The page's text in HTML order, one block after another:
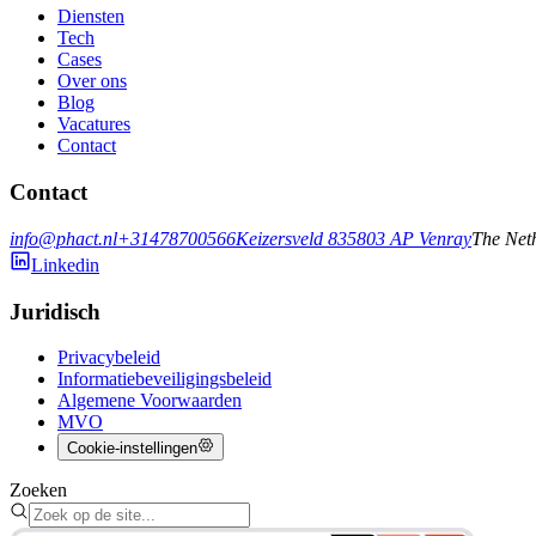
Diensten
Tech
Cases
Over ons
Blog
Vacatures
Contact
Contact
info@phact.nl+31478700566Keizersveld 835803 AP VenrayThe
Linkedin
Juridisch
Privacybeleid
Informatiebeveiligingsbeleid
Algemene Voorwaarden
MVO
Cookie-instellingen
Zoeken